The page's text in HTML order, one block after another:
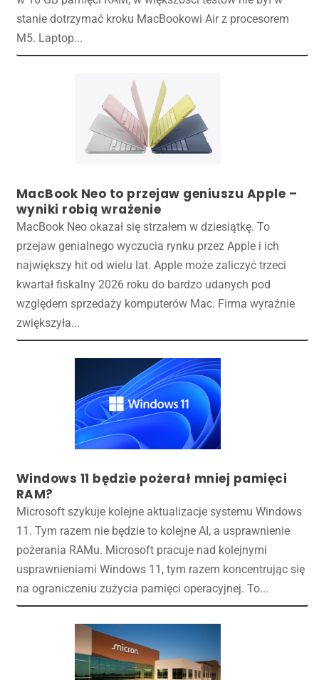
stanie dotrzymać kroku MacBookowi Air z procesorem
M5. Laptop...
MacBook Neo to przejaw geniuszu Apple –
wyniki robią wrażenie
MacBook Neo okazał się strzałem w dziesiątkę. To
przejaw genialnego wyczucia rynku przez Apple i ich
największy hit od wielu lat. Apple może zaliczyć trzeci
kwartał fiskalny 2026 roku do bardzo udanych pod
względem sprzedaży komputerów Mac. Firma wyraźnie
zwiększyła...
Windows 11 będzie pożerał mniej pamięci
RAM?
Microsoft szykuje kolejne aktualizacje systemu Windows
11. Tym razem nie będzie to kolejne AI, a usprawnienie
pożerania RAMu. Microsoft pracuje nad kolejnymi
usprawnieniami Windows 11, tym razem koncentrując się
na ograniczeniu zużycia pamięci operacyjnej. To...